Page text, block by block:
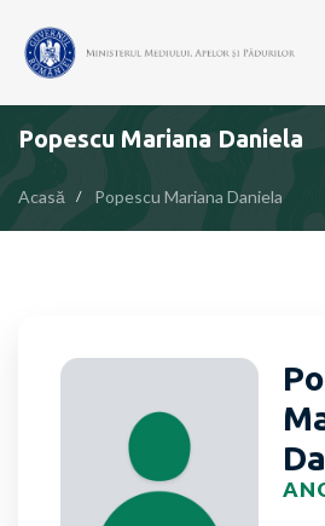
Popescu Mariana Daniela
Acasă Popescu Mariana Daniela